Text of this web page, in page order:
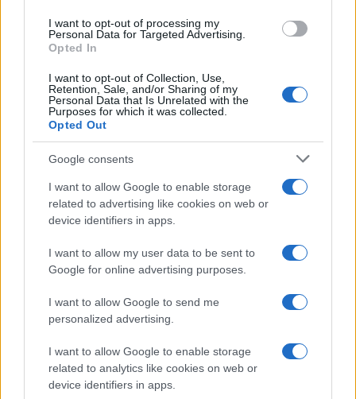
I want to opt-out of processing my
Personal Data for Targeted Advertising.
Opted In
I want to opt-out of Collection, Use,
Retention, Sale, and/or Sharing of my
Personal Data that Is Unrelated with the
Purposes for which it was collected.
Opted Out
Google consents
I want to allow Google to enable storage
related to advertising like cookies on web or
device identifiers in apps.
I want to allow my user data to be sent to
Google for online advertising purposes.
I want to allow Google to send me
personalized advertising.
I want to allow Google to enable storage
related to analytics like cookies on web or
device identifiers in apps.
Κοινά πτυχία ετοιμάζουν ΕΜΠ και
Κολούμπια
με το πανεπιστήμιο Κολούμπια των
Ηνωμένων Πολιτειών ετοιμάζει το Εθνικό
Μετσόβιο Πολυτεχνείο
LIFESTYLE
12/12/2017 - 13:23